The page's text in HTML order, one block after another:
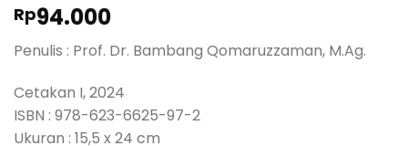
Rp94.000
Penulis : Prof. Dr. Bambang Qomaruzzaman, M.Ag.
Cetakan I, 2024
ISBN : 978-623-6625-97-2
Ukuran : 15,5 x 24 cm